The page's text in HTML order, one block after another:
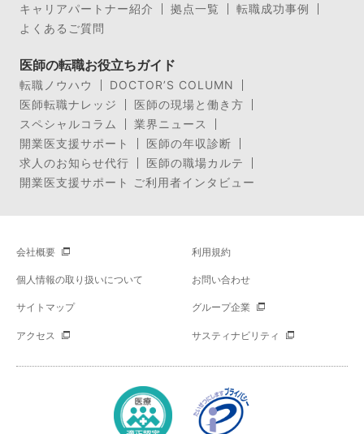
キャリアパートナー紹介
拠点一覧
転職成功事例
よくあるご質問
医師の転職お役立ちガイド
転職ノウハウ
DOCTOR’S COLUMN
医師転職ナレッジ
医師の現場と働き方
スペシャルコラム
業界ニュース
開業医支援サポート
医師の年収診断
求人のお知らせ代行
医師の職場カルテ
開業医支援サポート ご利用者インタビュー
会社概要 利用規約
個人情報の取り扱いについて お問い合わせ
サイトマップ グループ企業
アクセス サスティナビリティ